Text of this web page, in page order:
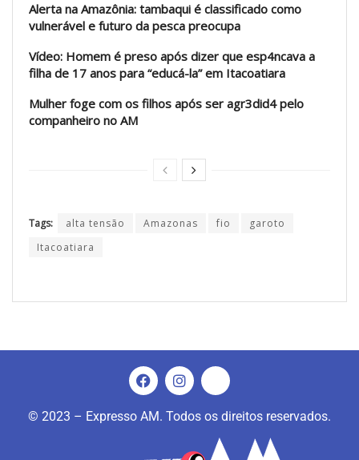
Alerta na Amazônia: tambaqui é classificado como
vulnerável e futuro da pesca preocupa
Vídeo: Homem é preso após dizer que esp4ncava a
filha de 17 anos para “educá-la” em Itacoatiara
Mulher foge com os filhos após ser agr3did4 pelo
companheiro no AM
Tags: alta tensão Amazonas fio
garoto
Itacoatiara
© 2023 – Expresso AM. Todos os direitos reservados.